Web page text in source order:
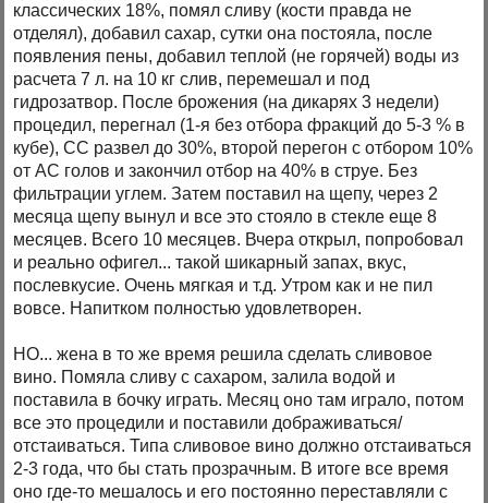
классических 18%, помял сливу (кости правда не
отделял), добавил сахар, сутки она постояла, после
появления пены, добавил теплой (не горячей) воды из
расчета 7 л. на 10 кг слив, перемешал и под
гидрозатвор. После брожения (на дикарях 3 недели)
процедил, перегнал (1-я без отбора фракций до 5-3 % в
кубе), СС развел до 30%, второй перегон с отбором 10%
от АС голов и закончил отбор на 40% в струе. Без
фильтрации углем. Затем поставил на щепу, через 2
месяца щепу вынул и все это стояло в стекле еще 8
месяцев. Всего 10 месяцев. Вчера открыл, попробовал
и реально офигел... такой шикарный запах, вкус,
послевкусие. Очень мягкая и т.д. Утром как и не пил
вовсе. Напитком полностью удовлетворен.
НО... жена в то же время решила сделать сливовое
вино. Помяла сливу с сахаром, залила водой и
поставила в бочку играть. Месяц оно там играло, потом
все это процедили и поставили дображиваться/
отстаиваться. Типа сливовое вино должно отстаиваться
2-3 года, что бы стать прозрачным. В итоге все время
оно где-то мешалось и его постоянно переставляли с